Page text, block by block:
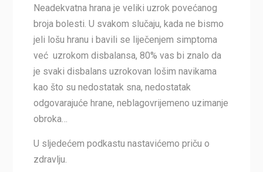
Neadekvatna hrana je veliki uzrok povećanog
broja bolesti. U svakom slučaju, kada ne bismo
jeli lošu hranu i bavili se liječenjem simptoma
već uzrokom disbalansa, 80% vas bi znalo da
je svaki disbalans uzrokovan lošim navikama
kao što su nedostatak sna, nedostatak
odgovarajuće hrane, neblagovrijemeno uzimanje
obroka…
U sljedećem podkastu nastavićemo priču o
zdravlju.